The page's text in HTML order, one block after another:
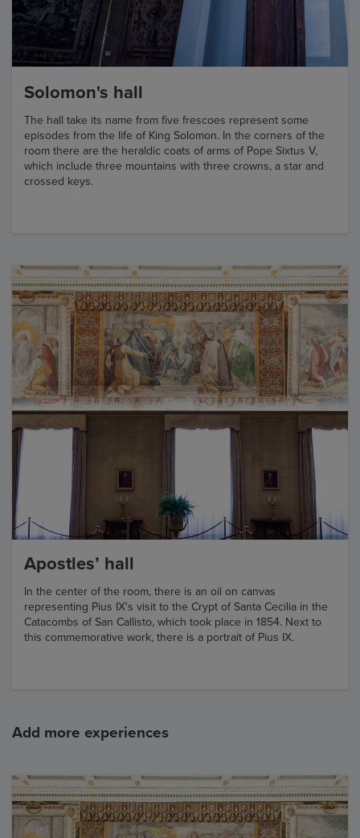
Solomon's hall
The hall take its name from five frescoes represent some
episodes from the life of King Solomon. In the corners of the
room there are the heraldic coats of arms of Pope Sixtus V,
which include three mountains with three crowns, a star and
crossed keys.
Apostles’ hall
In the center of the room, there is an oil on canvas
representing Pius IX's visit to the Crypt of Santa Cecilia in the
Catacombs of San Callisto, which took place in 1854. Next to
this commemorative work, there is a portrait of Pius IX.
Add more experiences